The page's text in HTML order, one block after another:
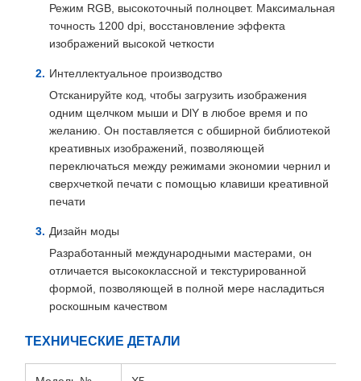
Режим RGB, высокоточный полноцвет. Максимальная
точность 1200 dpi, восстановление эффекта
изображений высокой четкости
Интеллектуальное производство
Отсканируйте код, чтобы загрузить изображения
одним щелчком мыши и DlY в любое время и по
желанию. Он поставляется с обширной библиотекой
креативных изображений, позволяющей
переключаться между режимами экономии чернил и
сверхчеткой печати с помощью клавиши креативной
печати
Дизайн моды
Разработанный международными мастерами, он
отличается высококлассной и текстурированной
формой, позволяющей в полной мере насладиться
роскошным качеством
ТЕХНИЧЕСКИЕ ДЕТАЛИ